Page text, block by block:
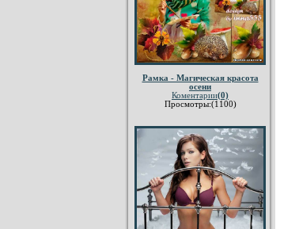
Рамка - Магическая красота
осени
Коментарии(0)
Просмотры:(1100)